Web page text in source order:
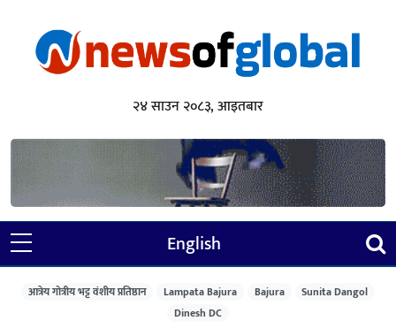
२४ साउन २०८३, आइतबार
English
आत्रेय गोत्रीय भट्ट वंशीय प्रतिष्ठान Lampata Bajura Bajura
Sunita Dangol
Dinesh DC